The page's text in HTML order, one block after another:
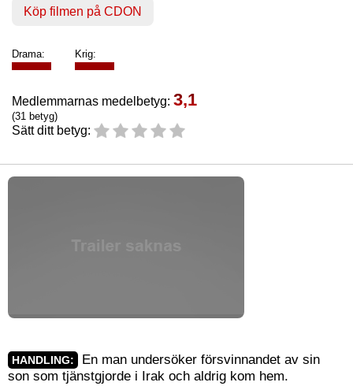
Köp filmen på CDON
Drama: Krig:
Medlemmarnas medelbetyg: 3,1
(31 betyg)
Sätt ditt betyg:
HANDLING:
En man undersöker försvinnandet av sin
son som tjänstgjorde i Irak och aldrig kom hem.